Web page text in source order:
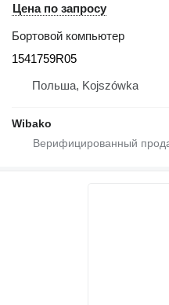
Цена по запросу
Бортовой компьютер
1541759R05
Польша, Kojszówka
Wibako